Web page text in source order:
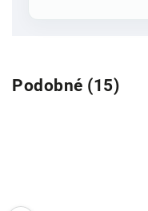
Podobné (15)